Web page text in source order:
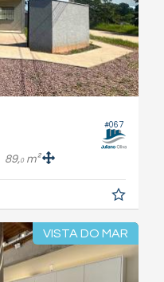
#067
89,0m²
VISTA DO MAR